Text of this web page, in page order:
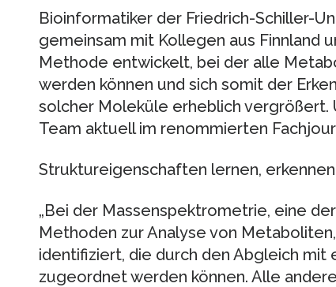
Bioinformatiker der Friedrich-Schiller-
gemeinsam mit Kollegen aus Finnland
Methode entwickelt, bei der alle
werden können und sich somit der
solcher Moleküle erheblich
Team aktuell im renommierten
Struktureigenschaften lernen,
„Bei der Massenspektrometrie, eine
Methoden zur Analyse von
identifiziert, die durch den Abgleich mit
zugeordnet werden können. Alle